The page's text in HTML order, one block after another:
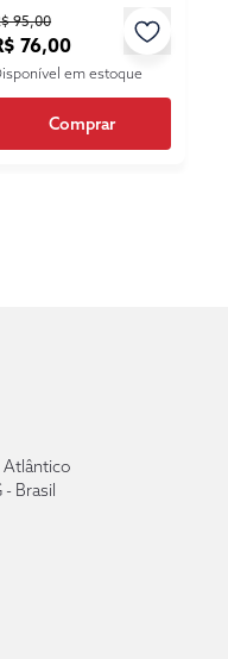
95,00
76,00
em estoque
Comprar
Atlântico
Brasil